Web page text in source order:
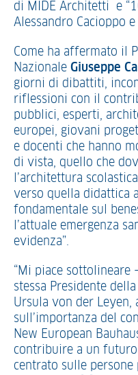
di MIDE Architetti e
Alessandro Cacioppo
Come ha affermato il
Nazionale Giuseppe
giorni di dibattiti,
riflessioni con il
pubblici, esperti,
europei, giovani
e docenti che hanno
di vista, quello che
l’architettura
verso quella didattica
fondamentale sul
l’attuale emergenza
evidenza”.
“Mi piace sottolineare
stessa Presidente
Ursula von der Leyen,
sull’importanza del
New European
contribuire a un
centrato sulle persone